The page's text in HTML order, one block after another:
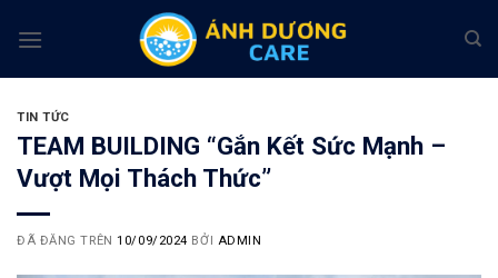
đến
TIN TỨC
TEAM BUILDING “Gắn Kết Sức Mạnh –
Vượt Mọi Thách Thức”
ĐÃ ĐĂNG TRÊN10/09/2024 BỞI ADMIN